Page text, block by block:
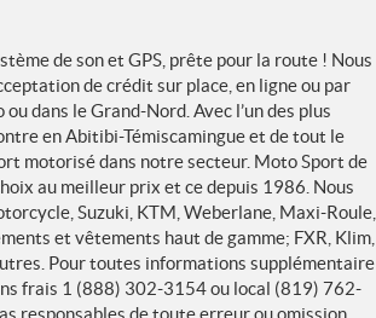
de son et GPS, prête pour la route ! Nous
de crédit sur place, en ligne ou par
dans le Grand-Nord. Avec l’un des plus
en Abitibi-Témiscamingue et de tout le
motorisé dans notre secteur. Moto Sport de
au meilleur prix et ce depuis 1986. Nous
Suzuki, KTM, Weberlane, Maxi-Roule,
et vêtements haut de gamme; FXR, Klim,
Pour toutes informations supplémentaire
frais 1 (888) 302-3154 ou local (819) 762-